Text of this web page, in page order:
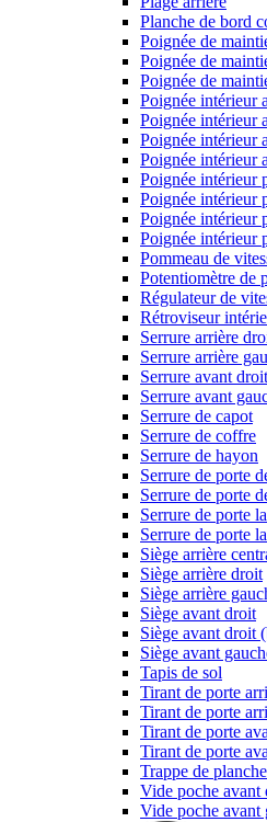
Planche de bord
Poignée de
Poignée de
Poignée de
Poignée intérieur
Poignée intérieur
Poignée intérieur
Poignée intérieur
Poignée intérieur
Poignée intérieur
Poignée intérieur
Poignée intérieur
Pommeau de
Potentiomètre de
Régulateur de
Rétroviseur
Serrure arrière
Serrure arrière
Serrure avant droit
Serrure avant
Serrure de capot
Serrure de coffre
Serrure de hayon
Serrure de porte
Serrure de porte
Serrure de porte
Serrure de porte
Siège arrière
Siège arrière droit
Siège arrière
Siège avant droit
Siège avant droit
Siège avant
Tapis de sol
Tirant de porte
Tirant de porte
Tirant de porte
Tirant de porte
Trappe de
Vide poche avant
Vide poche avant